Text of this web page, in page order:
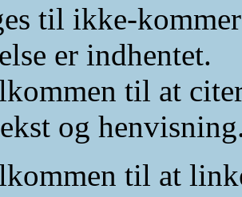
til ikke-
er indhentet.
til at
og
til at